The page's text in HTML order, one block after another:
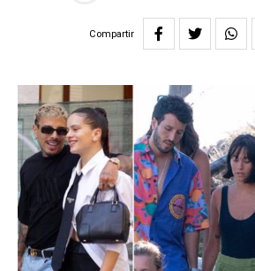
Compartir